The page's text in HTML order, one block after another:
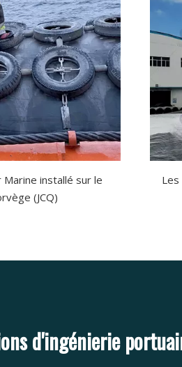
Marine installé sur le
(JCQ)
d'ingénierie